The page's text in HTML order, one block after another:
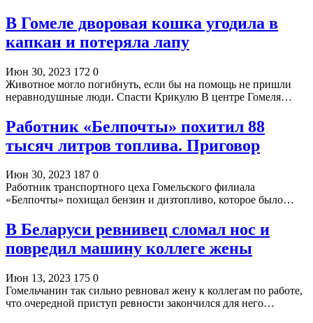
В Гомеле дворовая кошка угодила в
капкан и потеряла лапу
Июн 30, 2023 172 0
Животное могло погибнуть, если бы на помощь не пришли
неравнодушные люди. Спасти Крикулю В центре Гомеля…
Работник «Белпочты» похитил 88
тысяч литров топлива. Приговор
Июн 30, 2023 187 0
Работник транспортного цеха Гомельского филиала
«Белпочты» похищал бензин и дизтопливо, которое было…
В Беларуси ревнивец сломал нос и
повредил машину коллеге жены
Июн 13, 2023 175 0
Гомельчанин так сильно ревновал жену к коллегам по работе,
что очередной приступ ревности закончился для него…